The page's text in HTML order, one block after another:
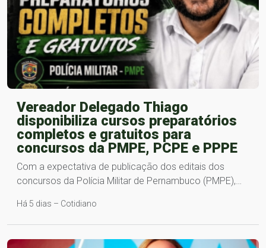
Vereador Delegado Thiago
disponibiliza cursos preparatórios
completos e gratuitos para
concursos da PMPE, PCPE e PPPE
Com a expectativa de publicação dos editais dos
concursos da Polícia Militar de Pernambuco (PMPE),…
Há 5 dias – Cotidiano